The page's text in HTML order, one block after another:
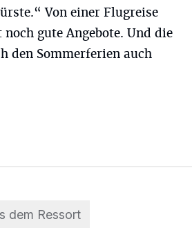
Von einer Flugreise
gute Angebote. Und die
den Sommerferien auch
dem Ressort